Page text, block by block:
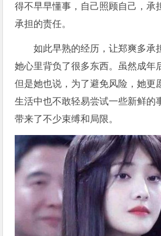
得不早早懂事，自己照顾自己，承
承担的责任。
如此早熟的经历，让郑爽多承
她心里背负了很多东西。虽然成年
但是她也说，为了避免风险，她更
生活中也不敢轻易尝试一些新鲜的
带来了不少束缚和局限。